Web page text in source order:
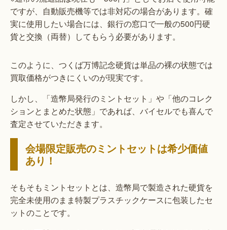
ですが、自動販売機等では非対応の場合があります。確
実に使用したい場合には、銀行の窓口で一般の500円硬
貨と交換（両替）してもらう必要があります。
このように、つくば万博記念硬貨は単品の裸の状態では
買取価格がつきにくいのが現実です。
しかし、「造幣局発行のミントセット」や「他のコレク
ションとまとめた状態」であれば、バイセルでも喜んで
査定させていただきます。
会場限定販売のミントセットは希少価値
あり！
そもそもミントセットとは、造幣局で製造された硬貨を
完全未使用のまま特製プラスチックケースに包装したセ
ットのことです。